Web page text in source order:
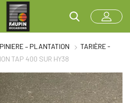
– PLANTATION
TARIÈRE -
TAP 400 SUR HY38